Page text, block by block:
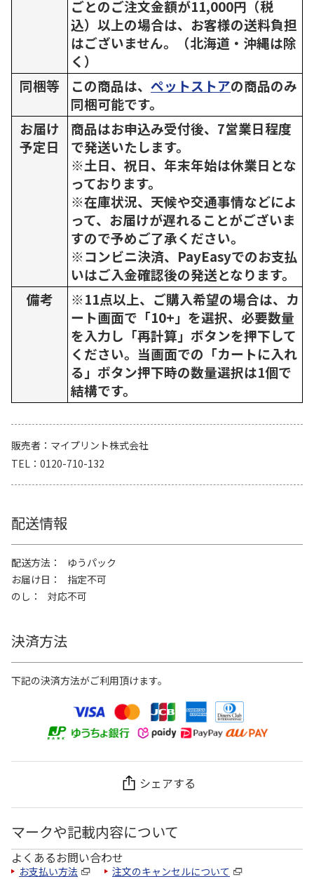
ごとのご注文金額が11,000円（税
込）以上の場合は、お客様の送料負担
はございません。（北海道・沖縄は除
く）
同梱等
この商品は、 ペットストアの商品のみ
同梱可能です。
お届け
予定日
商品はお申込み受付後、7営業日程度
で発送いたします。
※土日、祝日、年末年始は休業日とな
っております。
※在庫状況、天候や交通事情などによ
って、お届けが遅れることがございま
すので予めご了承ください。
※コンビニ決済、PayEasyでのお支払
いはご入金確認後の発送となります。
備考
※11点以上、ご購入希望の場合は、カ
ート画面で「10+」を選択、必要数量
を入力し「再計算」ボタンを押下して
ください。当画面での「カートに入れ
る」ボタン押下時の数量選択は1個で
結構です。
販売者
マイプリント株式会社
TEL
0120-710-132
配送情報
配送方法
ゆうパック
お届け日
指定不可
のし
対応不可
決済方法
下記の決済方法がご利用頂けます。
シェアする
マークや記載内容について
よくあるお問い合わせ
お支払い方法 注文のキャンセルについて